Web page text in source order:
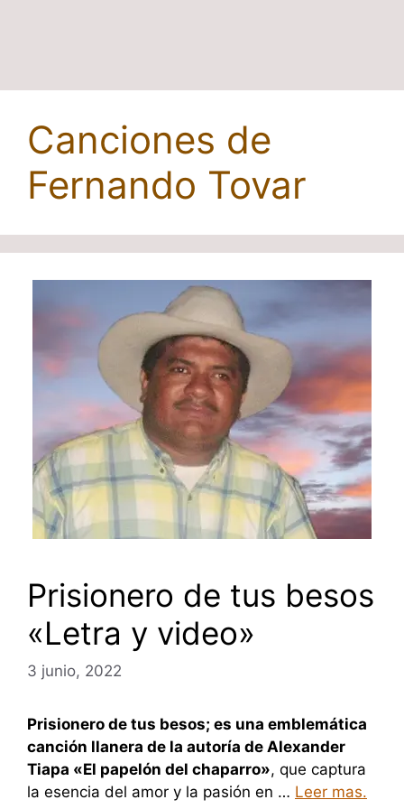
Canciones de
Fernando Tovar
Prisionero de tus besos
«Letra y video»
3 junio, 2022
Prisionero de tus besos; es una emblemática
canción llanera de la autoría de Alexander
Tiapa «El papelón del chaparro», que captura
la esencia del amor y la pasión en … Leer mas.